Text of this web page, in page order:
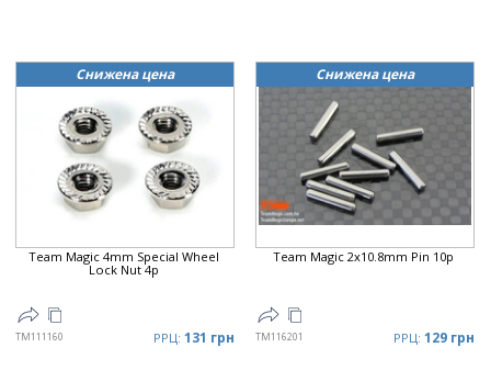
Снижена цена
Team Magic 4mm Special Wheel
Lock Nut 4p
TM111160 РРЦ: 131 грн
Снижена цена
Team Magic 2x10.8mm Pin 10p
TM116201 РРЦ: 129 грн